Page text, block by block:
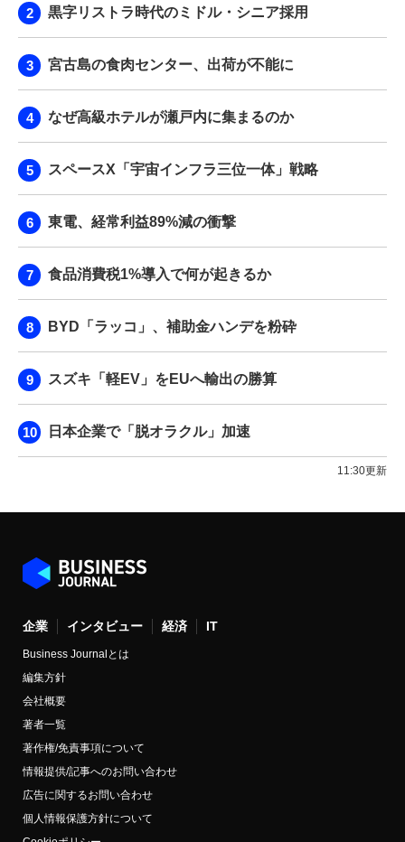
黒字リストラ時代のミドル・シニア採用
宮古島の食肉センター、出荷が不能に
なぜ高級ホテルが瀬戸内に集まるのか
スペースX「宇宙インフラ三位一体」戦略
東電、経常利益89%減の衝撃
食品消費税1%導入で何が起きるか
BYD「ラッコ」、補助金ハンデを粉砕
スズキ「軽EV」をEUへ輸出の勝算
日本企業で「脱オラクル」加速
11:30更新
企業 インタビュー 経済 IT
Business Journalとは
編集方針
会社概要
著者一覧
著作権/免責事項について
情報提供/記事へのお問い合わせ
広告に関するお問い合わせ
個人情報保護方針について